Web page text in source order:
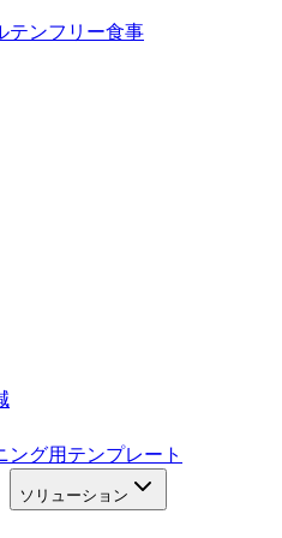
テンフリー食事
ング用テンプレート
ソリューション